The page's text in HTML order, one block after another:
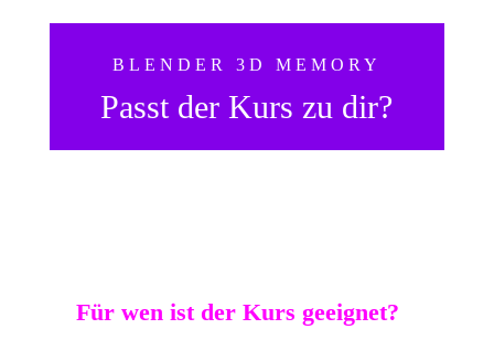
BLENDER 3D MEMORY
Passt der Kurs zu dir?
Für wen ist der Kurs geeignet?